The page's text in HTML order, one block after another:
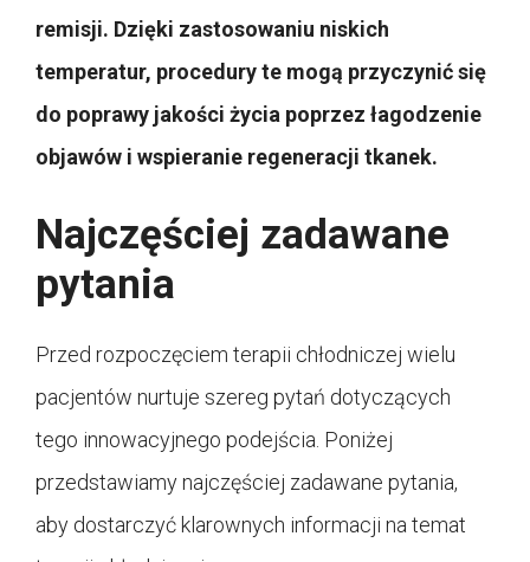
remisji. Dzięki zastosowaniu niskich
temperatur, procedury te mogą przyczynić się
do poprawy jakości życia poprzez łagodzenie
objawów i wspieranie regeneracji tkanek.
Najczęściej zadawane
pytania
Przed rozpoczęciem terapii chłodniczej wielu
pacjentów nurtuje szereg pytań dotyczących
tego innowacyjnego podejścia. Poniżej
przedstawiamy najczęściej zadawane pytania,
aby dostarczyć klarownych informacji na temat